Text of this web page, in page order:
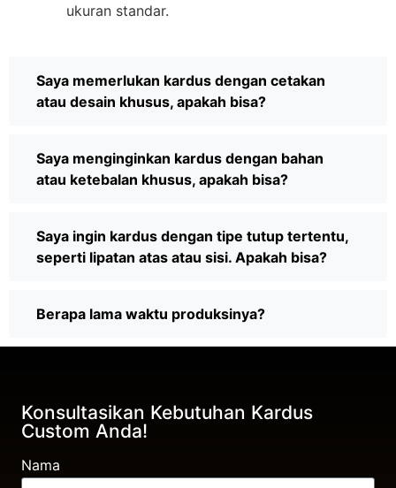
ukuran standar.
Saya memerlukan kardus dengan cetakan
atau desain khusus, apakah bisa?
Saya menginginkan kardus dengan bahan
atau ketebalan khusus, apakah bisa?
Saya ingin kardus dengan tipe tutup tertentu,
seperti lipatan atas atau sisi. Apakah bisa?
Berapa lama waktu produksinya?
Konsultasikan Kebutuhan Kardus
Custom Anda!
Nama